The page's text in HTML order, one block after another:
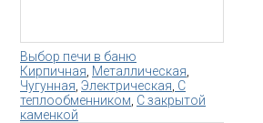
Выбор печи в баню
Кирпичная Металлическая
Чугунная Электрическая С
теплообменником С закрытой
каменкой